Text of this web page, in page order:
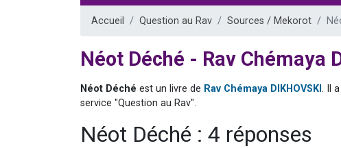
Accueil Question au Rav Sources / Mekorot
Néot Déché - Rav Chémaya
Néot Déché est un livre de Rav Chémaya DIKHOVSKI . Il
service "Question au Rav".
Néot Déché : 4 réponses